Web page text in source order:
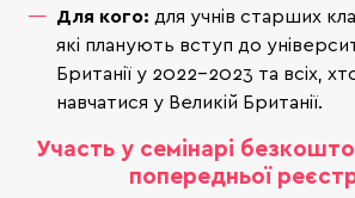
Для кого: для учнів старших
які планують вступ до
Британії у 2022-2023 та всіх,
навчатися у Великій Британії.
Участь у семінарі
попередньої